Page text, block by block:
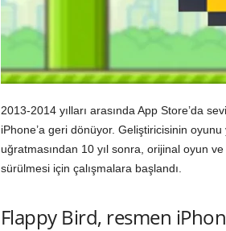
2013-2014 yılları arasında App Store’da
iPhone’a geri dönüyor. Geliştiricisinin oyunu
uğratmasından 10 yıl sonra, orijinal oyun
sürülmesi için çalışmalara başlandı.
Flappy Bird, resmen